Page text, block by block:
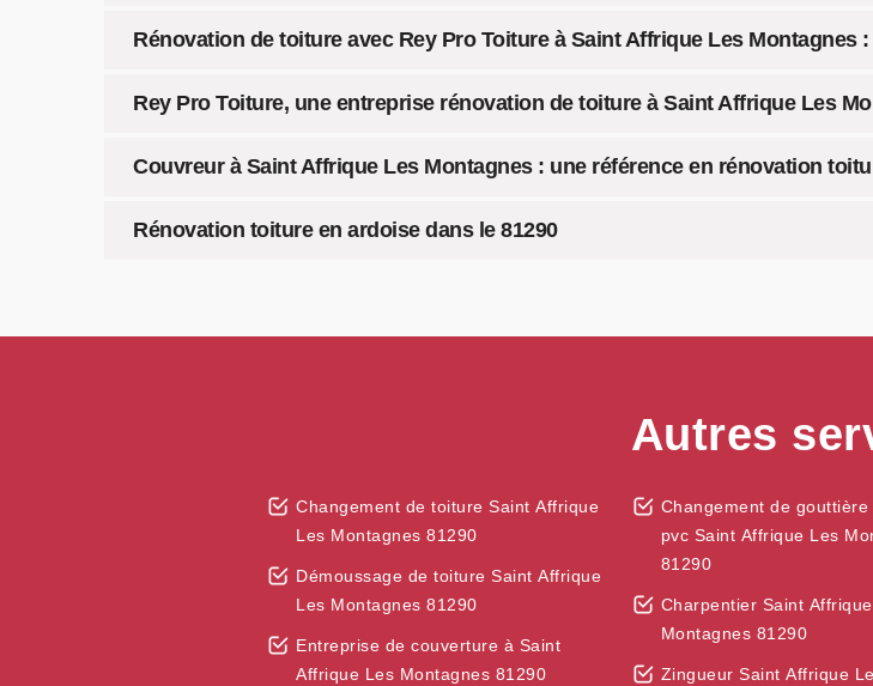
Rénovation de toiture avec Rey Pro Toiture à Saint Affrique Les Montagnes
Rey Pro Toiture, une entreprise rénovation de toiture à Saint Affrique Les
Couvreur à Saint Affrique Les Montagnes : une référence en rénovation
Rénovation toiture en ardoise dans le 81290
Autres
Changement de toiture Saint Affrique
Les Montagnes 81290
Démoussage de toiture Saint Affrique
Les Montagnes 81290
Entreprise de couverture à Saint
Affrique Les Montagnes 81290
Changement de
pvc Saint Affrique Les
81290
Charpentier Saint
Montagnes 81290
Zingueur Saint Affrique